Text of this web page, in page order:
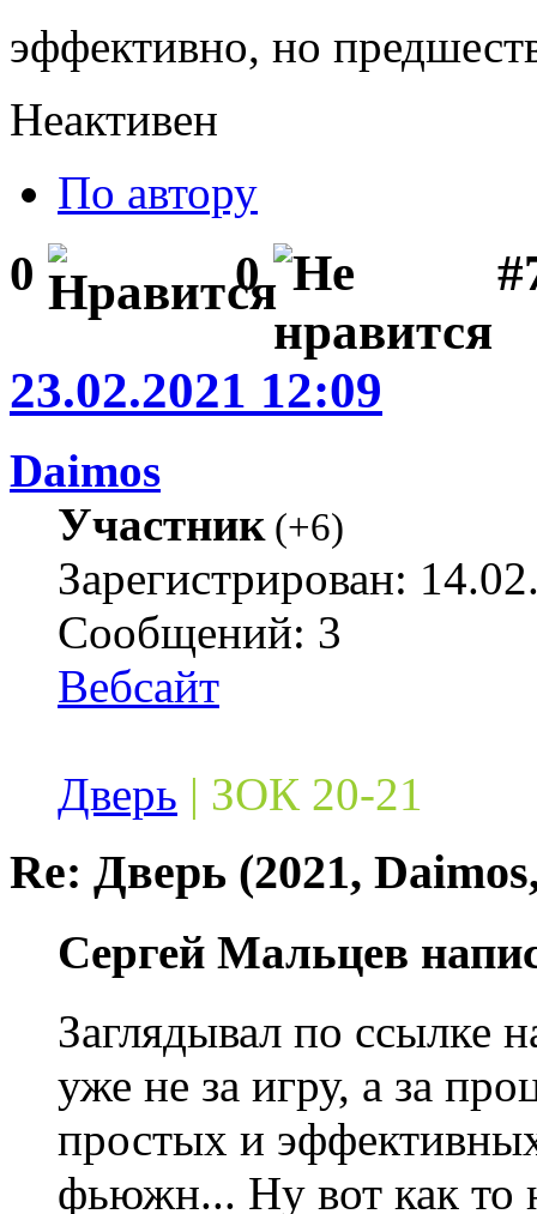
эффективно, но
Неактивен
По автору
0 0
23.02.2021 12:09
Daimos
Участник(+6)
Зарегистрирован:
Сообщений: 3
Вебсайт
Дверь | ЗОК 20-21
Re: Дверь (2021,
Сергей Мальцев
Заглядывал по ссылке
уже не за игру, а за
простых и
фьюжн... Ну вот как то